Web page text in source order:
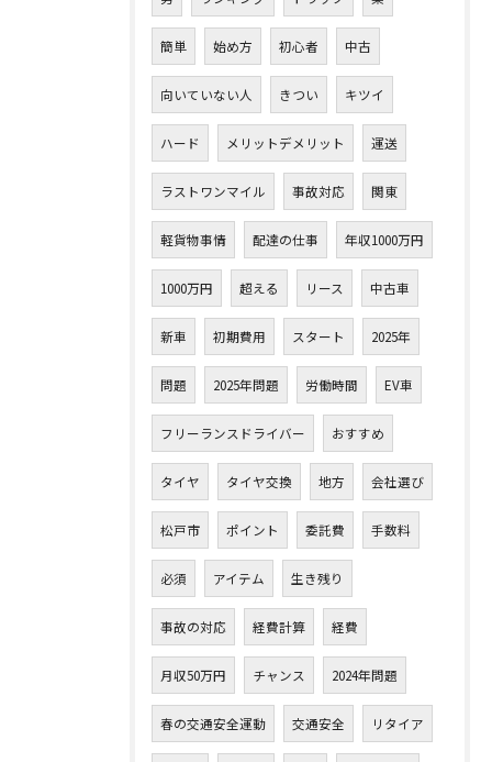
簡単 始め方 初心者 中古
向いていない人 きつい キツイ
ハード メリットデメリット 運送
ラストワンマイル 事故対応 関東
軽貨物事情 配達の仕事 年収1000万円
1000万円 超える リース 中古車
新車 初期費用 スタート 2025年
問題 2025年問題 労働時間 EV車
フリーランスドライバー おすすめ
タイヤ タイヤ交換 地方 会社選び
松戸市 ポイント 委託費 手数料
必須 アイテム 生き残り
事故の対応 経費計算 経費
月収50万円 チャンス 2024年問題
春の交通安全運動 交通安全 リタイア